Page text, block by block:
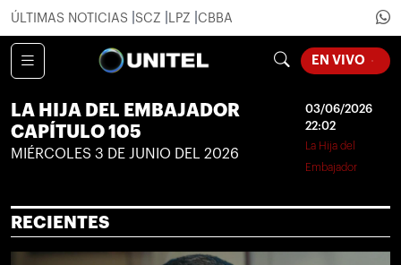
ÚLTIMAS NOTICIAS SCZ LPZ CBBA
EN VIVO
LA HIJA DEL EMBAJADOR
CAPÍTULO 105
MIÉRCOLES 3 DE JUNIO DEL 2026
03/06/2026
22:02
La Hija del
Embajador
RECIENTES